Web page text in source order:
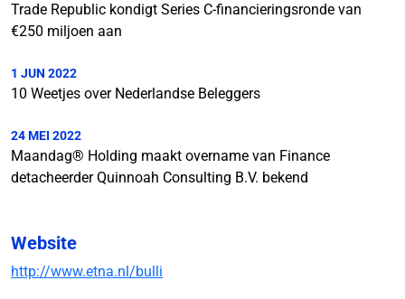
Trade Republic kondigt Series C-financieringsronde van
€250 miljoen aan
1 JUN 2022
10 Weetjes over Nederlandse Beleggers
24 MEI 2022
Maandag® Holding maakt overname van Finance
detacheerder Quinnoah Consulting B.V. bekend
Website
http://www.etna.nl/bulli